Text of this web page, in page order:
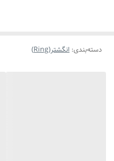
دسته‌بندی: انگشتر(Ring)